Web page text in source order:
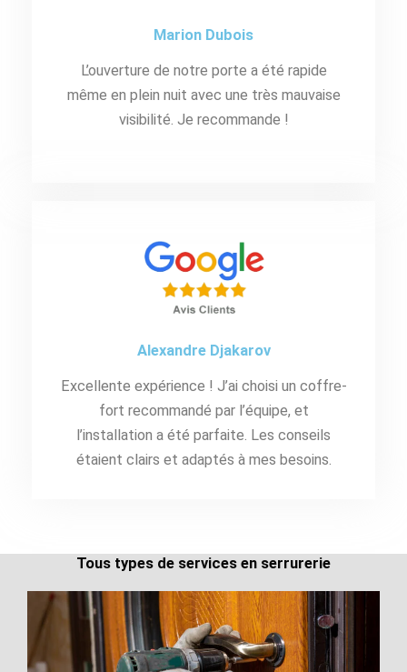
Marion Dubois
L’ouverture de notre porte a été rapide
même en plein nuit avec une très mauvaise
visibilité. Je recommande !
Alexandre Djakarov
Excellente expérience ! J’ai choisi un coffre-
fort recommandé par l’équipe, et
l’installation a été parfaite. Les conseils
étaient clairs et adaptés à mes besoins.
Tous types de services en serrurerie